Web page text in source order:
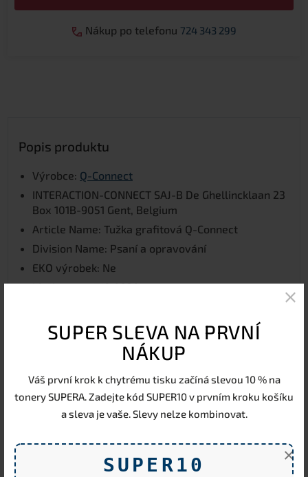
SUPER SLEVA NA PRVNÍ
NÁKUP
Váš první krok k chytrému tisku začíná slevou 10 % na
tonery SUPERA. Zadejte kód SUPER10 v prvním kroku košíku
a sleva je vaše. Slevy nelze kombinovat.
SUPER10 ×
Nákup po telefonu 724 343 299
Popis produktu
Výrobce: Q-Connect
INTERACTION-CONNECT SAJ-B De Ghellincklaan 23
Box 101B-9051 Gent, Belgium
Article Name: Tužka grafitová Q-Connect
Division Name: Psaní a opravování
EKO výrobek: Ne
id_Element: 510.8230
Balení: 1-pack
4,1
Náplně zítra u vás